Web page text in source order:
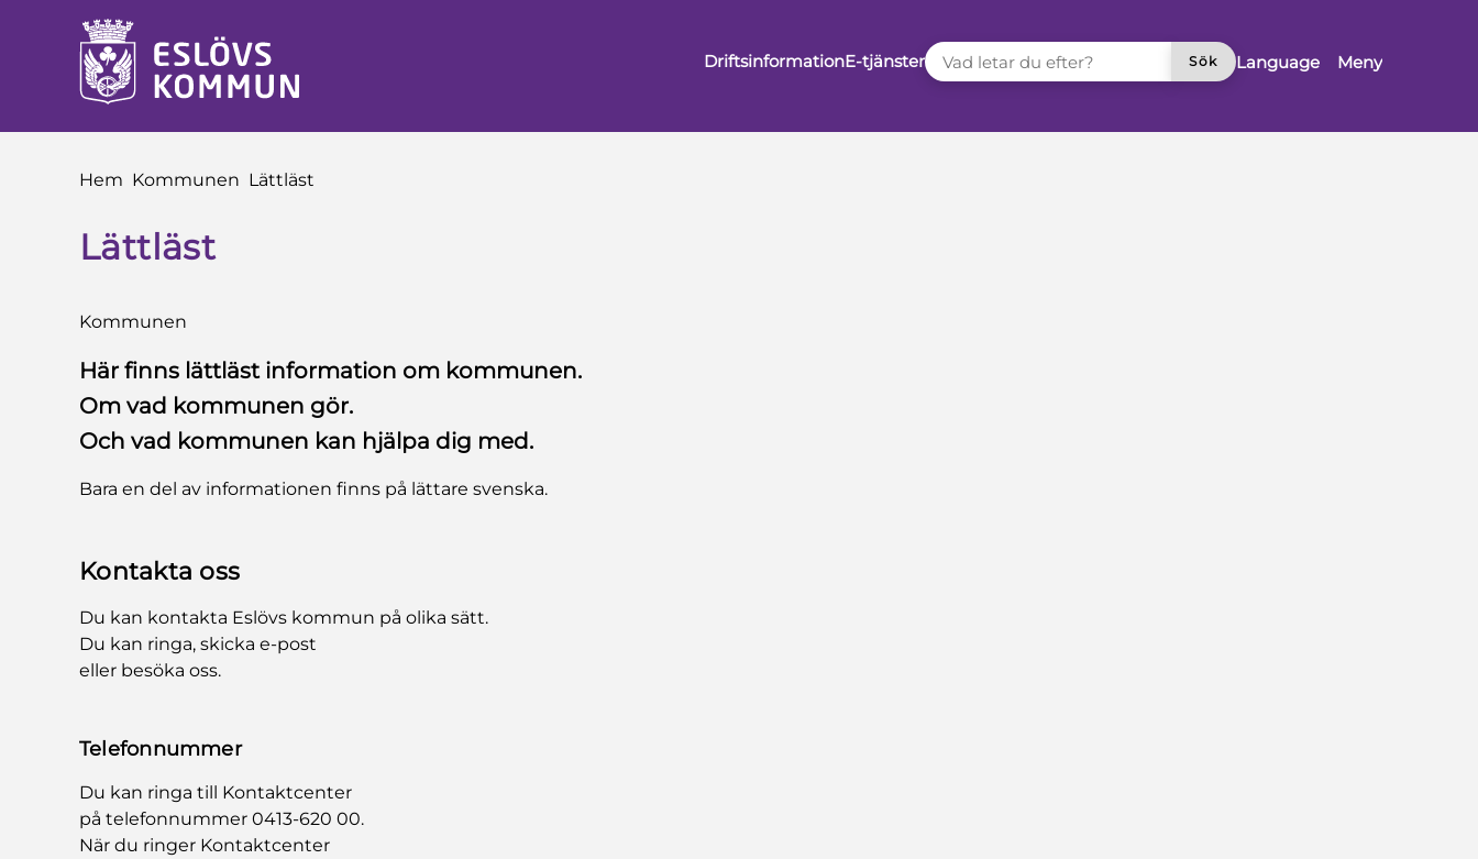
till innehåll
DriftsinformationE-tjänster
VAD LETAR DU EFTER?
Sök
Language Meny
Du är här:
Hem Kommunen Lättläst
Lättläst
Kommunen
Här finns lättläst information om kommunen.
Om vad kommunen gör.
Och vad kommunen kan hjälpa dig med.
Bara en del av informationen finns på lättare svenska.
Kontakta oss
Du kan kontakta Eslövs kommun på olika sätt.
Du kan ringa, skicka e-post
eller besöka oss.
Telefonnummer
Du kan ringa till Kontaktcenter
på telefonnummer 0413-620 00.
När du ringer Kontaktcenter